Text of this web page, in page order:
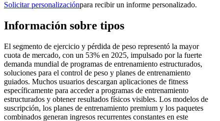
Solicitar personalizaciónpara recibir un informe personalizado.
Información sobre tipos
El segmento de ejercicio y pérdida de peso representó la mayor
cuota de mercado, con un 53% en 2025, impulsado por la fuerte
demanda mundial de programas de entrenamiento estructurados,
soluciones para el control de peso y planes de entrenamiento
guiados. Muchos usuarios descargan aplicaciones de fitness
específicamente para acceder a programas de entrenamiento
estructurados y obtener resultados físicos visibles. Los modelos de
suscripción, los planes de entrenamiento premium y los paquetes
combinados generan ingresos recurrentes constantes en este